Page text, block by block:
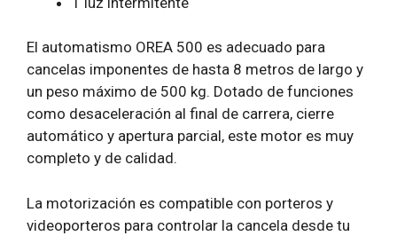
El automatismo OREA 500 es adecuado para
cancelas imponentes de hasta 8 metros de largo y
un peso máximo de 500 kg. Dotado de funciones
como desaceleración al final de carrera, cierre
automático y apertura parcial, este motor es muy
completo y de calidad.
La motorización es compatible con porteros y
videoporteros para controlar la cancela desde tu